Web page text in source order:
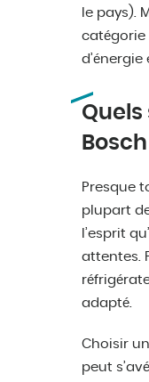
le pays).
catégorie
Bosch
Presque
plupart
l’esprit
attentes.
adapté.
Choisir
peut